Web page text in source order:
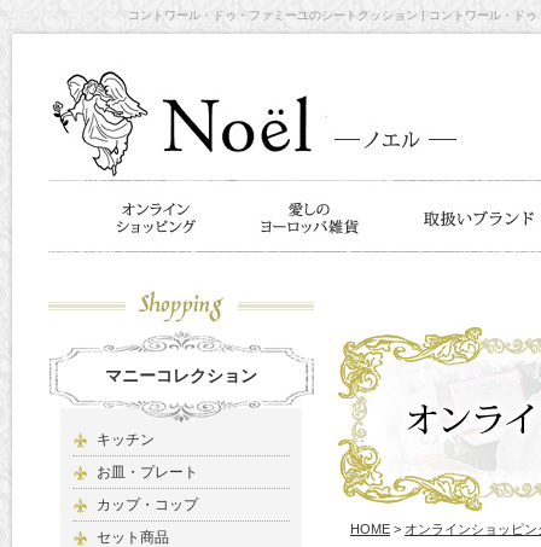
コントワール・ドゥ・ファミーユのシートクッション | コントワール・ド
マニーコレクション
キッチン
お皿・プレート
カップ・コップ
セット商品
HOME > オンラインショッピン